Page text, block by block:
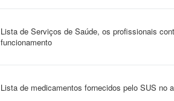
Lista de Serviços de Saúde, os profissionais
funcionamento
Lista de medicamentos fornecidos pelo SUS no